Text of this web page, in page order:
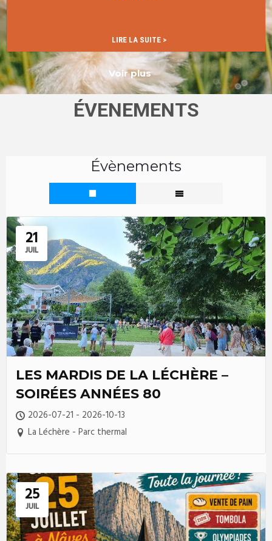
LIRE LA SUITE >
Voir plus
ÉVENEMENTS
Évènements
21
JUIL
LES MARDIS DE LA LÉCHÈRE –
SOIRÉES ANNÉES 80
2026-07-21 - 2026-10-13
La Léchère - Parc thermal
25
JUIL